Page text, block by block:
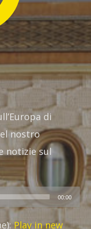
non vuole o non
di
nostro
notizie sul
00:00
Play in new